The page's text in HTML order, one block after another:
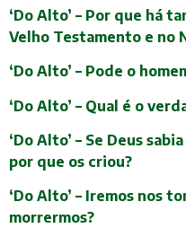
‘Do Alto’ – Por que há
Velho Testamento e no
‘Do Alto’ – Pode o
‘Do Alto’ – Qual é o
‘Do Alto’ – Se Deus
por que os criou?
‘Do Alto’ – Iremos nos
morrermos?